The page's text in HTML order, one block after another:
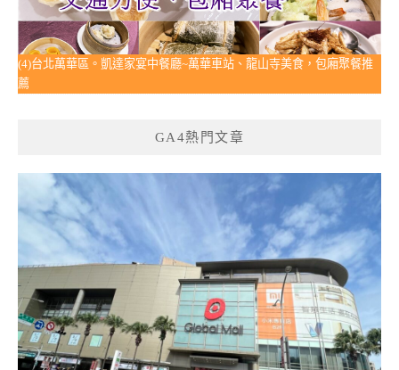
(4)台北萬華區。凱達家宴中餐廳~萬華車站、龍山寺美食，包廂聚餐推
薦
GA4熱門文章